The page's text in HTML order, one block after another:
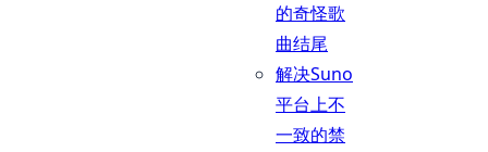
的奇怪歌
曲结尾
解决Suno
平台上不
一致的禁